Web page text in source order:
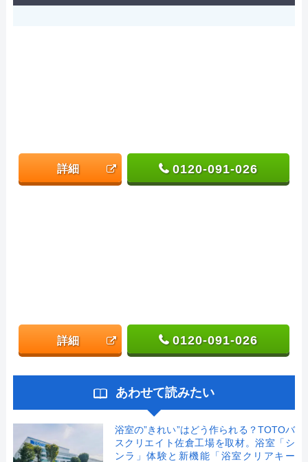
詳細 0120-091-026
詳細 0120-091-026
あわせて読みたい
浴室の”きれい”はどう作られる？TOTOバ
スクリエイト佐倉工場を取材。浴室「シ
ンラ」体験と新機能「浴室クリアキー